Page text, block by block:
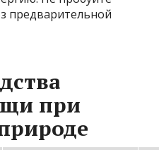
предварительной
при